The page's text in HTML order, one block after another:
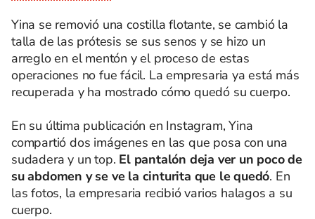
Yina se removió una costilla flotante, se cambió la
talla de las prótesis se sus senos y se hizo un
arreglo en el mentón y el proceso de estas
operaciones no fue fácil. La empresaria ya está más
recuperada y ha mostrado cómo quedó su cuerpo.
En su última publicación en Instagram, Yina
compartió dos imágenes en las que posa con una
sudadera y un top. El pantalón deja ver un poco de
su abdomen y se ve la cinturita que le quedó. En
las fotos, la empresaria recibió varios halagos a su
cuerpo.